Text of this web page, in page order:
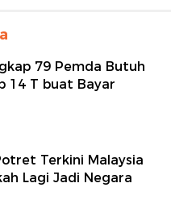
79 Pemda Butuh
14 T buat Bayar
Terkini Malaysia
Lagi Jadi Negara